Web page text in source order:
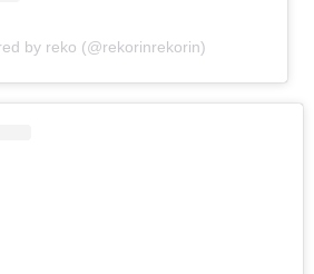
by reko (@rekorinrekorin)